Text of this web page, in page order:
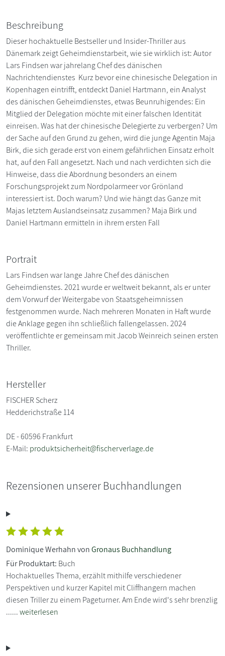
Beschreibung
Dieser hochaktuelle Bestseller und Insider-Thriller aus
Dänemark zeigt Geheimdienstarbeit, wie sie wirklich ist: Autor
Lars Findsen war jahrelang Chef des dänischen
Nachrichtendienstes Kurz bevor eine chinesische Delegation in
Kopenhagen eintrifft, entdeckt Daniel Hartmann, ein Analyst
des dänischen Geheimdienstes, etwas Beunruhigendes: Ein
Mitglied der Delegation möchte mit einer falschen Identität
einreisen. Was hat der chinesische Delegierte zu verbergen? Um
der Sache auf den Grund zu gehen, wird die junge Agentin Maja
Birk, die sich gerade erst von einem gefährlichen Einsatz erholt
hat, auf den Fall angesetzt. Nach und nach verdichten sich die
Hinweise, dass die Abordnung besonders an einem
Forschungsprojekt zum Nordpolarmeer vor Grönland
interessiert ist. Doch warum? Und wie hängt das Ganze mit
Majas letztem Auslandseinsatz zusammen? Maja Birk und
Daniel Hartmann ermitteln in ihrem ersten Fall
Portrait
Lars Findsen war lange Jahre Chef des dänischen
Geheimdienstes. 2021 wurde er weltweit bekannt, als er unter
dem Vorwurf der Weitergabe von Staatsgeheimnissen
festgenommen wurde. Nach mehreren Monaten in Haft wurde
die Anklage gegen ihn schließlich fallengelassen. 2024
veröffentlichte er gemeinsam mit Jacob Weinreich seinen ersten
Thriller.
Hersteller
FISCHER Scherz
Hedderichstraße 114
DE - 60596 Frankfurt
E-Mail: produktsicherheit@fischerverlage.de
Rezensionen unserer Buchhandlungen
Dominique Werhahn vonGronaus Buchhandlung
Für Produktart: Buch
Hochaktuelles Thema, erzählt mithilfe verschiedener
Perspektiven und kurzer Kapitel mit Cliffhangern machen
diesen Triller zu einem Pageturner. Am Ende wird's sehr brenzlig
......weiterlesen